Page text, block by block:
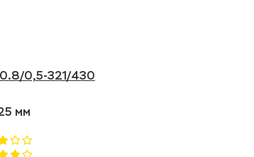
0,5-321/430
мм